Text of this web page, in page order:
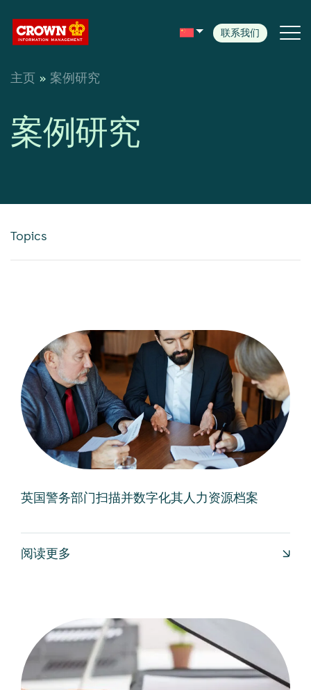
联系我们
服务
行业
客戶案例
新闻与焦点分析
客户中心
主页 » 案例研究
案例研究
Topics
英国警务部门扫描并数字化其人力资源档案
阅读更多